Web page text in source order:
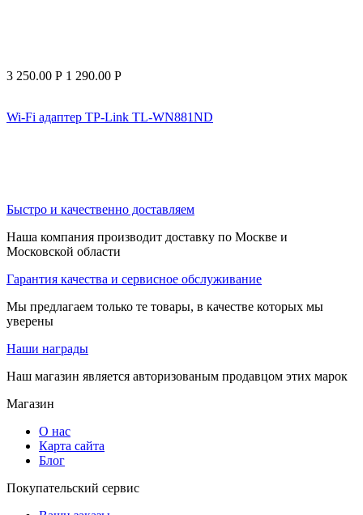
3 250.00 Р 1 290.00 Р
Wi-Fi адаптер TP-Link TL-WN881ND
Быстро и качественно доставляем
Наша компания производит доставку по Москве и
Московской области
Гарантия качества и сервисное обслуживание
Мы предлагаем только те товары, в качестве которых мы
уверены
Наши награды
Наш магазин является авторизованым продавцом этих марок
Магазин
О нас
Карта сайта
Блог
Покупательский сервис